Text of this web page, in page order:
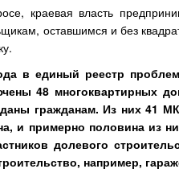
краевая власть
оставшимся и без
в единый реестр
48 многоквартирных
гражданам. Из них 41
и примерно половина из
долевого
например,